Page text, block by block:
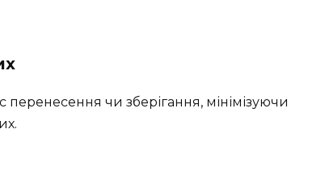
перенесення чи зберігання, мінімізуючи